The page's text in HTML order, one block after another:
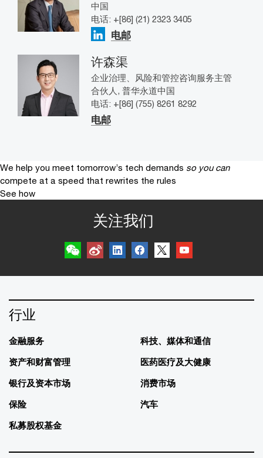
中国
电话: +[86] (21) 2323 3405
电邮
许森渠
企业治理、风险和管控咨询服务主管
合伙人, 普华永道中国
电话: +[86] (755) 8261 8292
电邮
We help you meet tomorrow’s tech demands so you can
compete at a speed that rewrites the rules
See how
关注我们
行业
金融服务
资产和财富管理
银行及资本市场
保险
私募股权基金
科技、媒体和通信
医药医疗及大健康
消费市场
汽车